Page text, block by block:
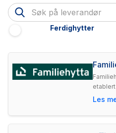
Ferdighytter
Les